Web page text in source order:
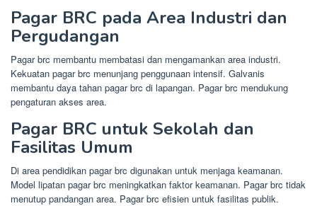
Pagar BRC pada Area Industri dan
Pergudangan
Pagar brc membantu membatasi dan mengamankan area industri.
Kekuatan pagar brc menunjang penggunaan intensif. Galvanis
membantu daya tahan pagar brc di lapangan. Pagar brc mendukung
pengaturan akses area.
Pagar BRC untuk Sekolah dan
Fasilitas Umum
Di area pendidikan pagar brc digunakan untuk menjaga keamanan.
Model lipatan pagar brc meningkatkan faktor keamanan. Pagar brc tidak
menutup pandangan area. Pagar brc efisien untuk fasilitas publik.